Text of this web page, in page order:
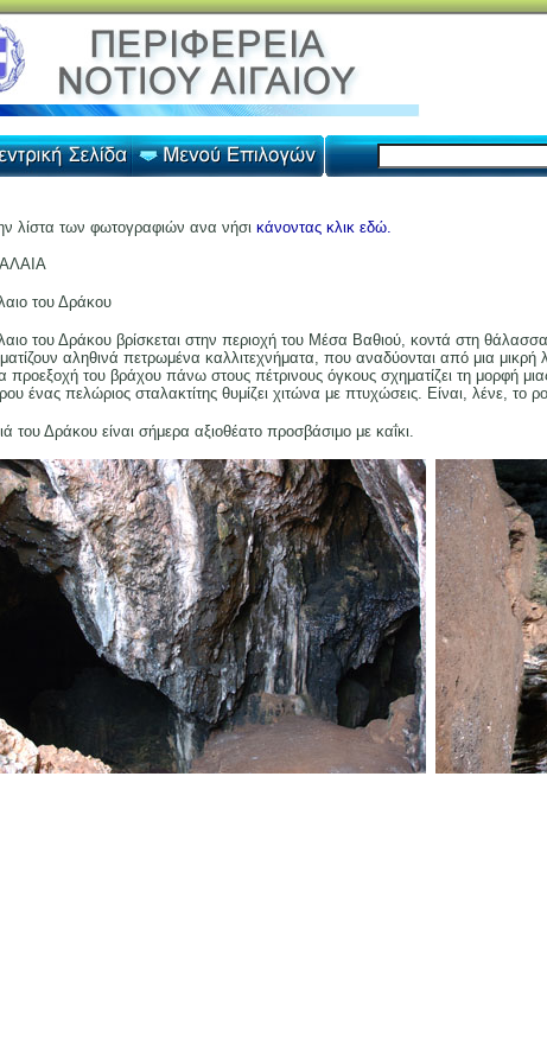
λίστα των φωτογραφιών ανα νήσι κάνοντας κλικ εδώ.
του Δράκου
του Δράκου βρίσκεται στην περιοχή του Μέσα Βαθιού, κοντά στη
αληθινά πετρωμένα καλλιτεχνήματα, που αναδύονται από μια
προεξοχή του βράχου πάνω στους πέτρινους όγκους σχηματίζει τη μορφή
ένας πελώριος σταλακτίτης θυμίζει χιτώνα με πτυχώσεις. Είναι, λένε,
του Δράκου είναι σήμερα αξιοθέατο προσβάσιμο με καΐκι.